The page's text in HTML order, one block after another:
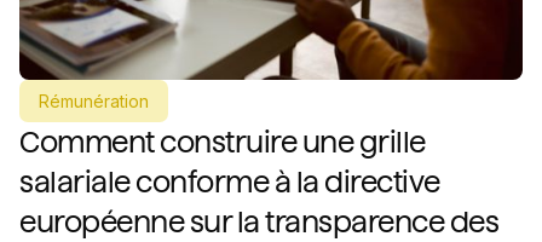
Rémunération
Comment construire une grille
salariale conforme à la directive
européenne sur la transparence des